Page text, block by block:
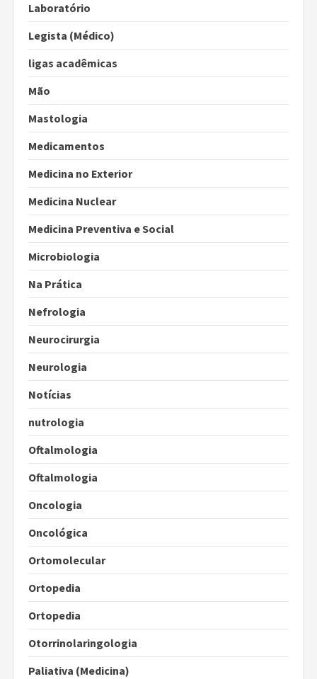
Laboratório
Legista (Médico)
ligas acadêmicas
Mão
Mastologia
Medicamentos
Medicina no Exterior
Medicina Nuclear
Medicina Preventiva e Social
Microbiologia
Na Prática
Nefrologia
Neurocirurgia
Neurologia
Notícias
nutrologia
Oftalmologia
Oftalmologia
Oncologia
Oncológica
Ortomolecular
Ortopedia
Ortopedia
Otorrinolaringologia
Paliativa (Medicina)